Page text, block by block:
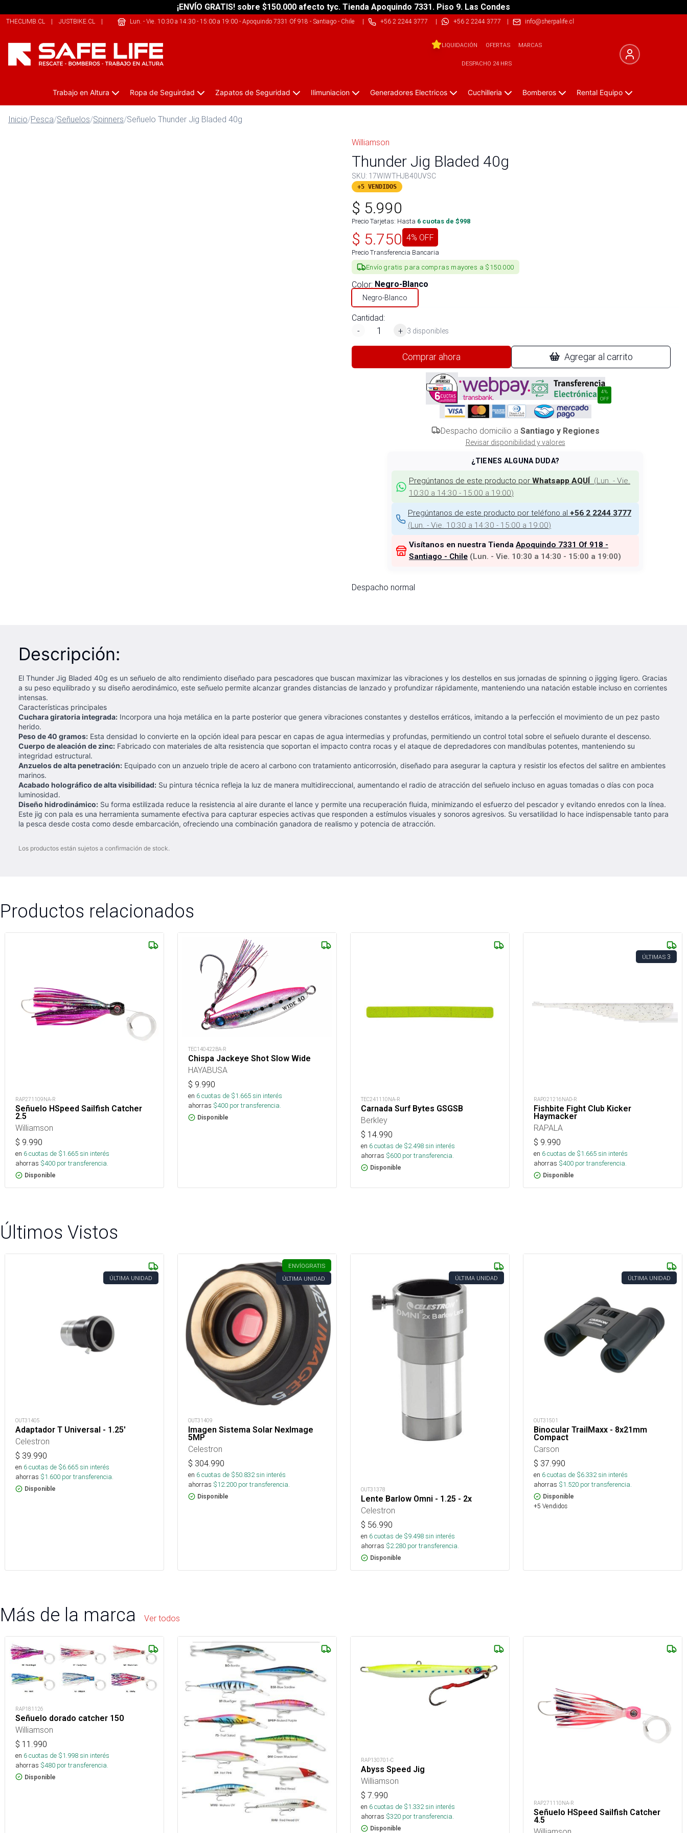
¡ENVÍO GRATIS! sobre $150.000 afecto tyc. Tienda Apoquindo 7331. Piso 9. Las Condes
THECLIMB.CL | JUSTBIKE.CL | THEARMY.CLLun. - Vie. 10:30 a 14:30 - 15:00 a 19:00- Apoquindo 7331 Of 918 - Santiago - Chile| +56 2 2244 3777 | +56 2 2244 3777 | info@sherpalife.cl
LIQUIDACIÓN OFERTAS MARCAS
DESPACHO 24 HRS
Trabajo en Altura Ropa de Seguirdad Zapatos de Seguridad Ilimuniacion Generadores Electricos Cuchilleria Bomberos Rental Equipo
Inicio/Pesca/Señuelos/Spinners/Señuelo Thunder Jig Bladed 40g
Williamson
Thunder Jig Bladed 40g
SKU: 17WIWTHJB40UVSC
+5 VENDIDOS
$ 5.990
Precio Tarjetas: Hasta 6 cuotas de $998
$ 5.750 4% OFF
Precio Transferencia Bancaria
Envío gratis para compras mayores a $150.000
Color: Negro-Blanco
Negro-Blanco
Cantidad:
-
+ 3 disponibles
Comprar ahora Agregar al carrito
4%
OFF
Despacho domicilio a Santiago y Regiones
Revisar disponibilidad y valores
¿TIENES ALGUNA DUDA?
Pregúntanos de este producto por Whatsapp AQUÍ (Lun. - Vie.
10:30 a 14:30 - 15:00 a 19:00)
Pregúntanos de este producto por teléfono al +56 2 2244 3777
(Lun. - Vie. 10:30 a 14:30 - 15:00 a 19:00)
Visítanos en nuestra Tienda Apoquindo 7331 Of 918 -
Santiago - Chile (Lun. - Vie. 10:30 a 14:30 - 15:00 a 19:00)
Despacho normal
Descripción:
El Thunder Jig Bladed 40g es un señuelo de alto rendimiento diseñado para pescadores que buscan maximizar las vibraciones y los destellos en sus jornadas de spinning o jigging ligero. Gracias
a su peso equilibrado y su diseño aerodinámico, este señuelo permite alcanzar grandes distancias de lanzado y profundizar rápidamente, manteniendo una natación estable incluso en corrientes
intensas.
Características principales
Cuchara giratoria integrada: Incorpora una hoja metálica en la parte posterior que genera vibraciones constantes y destellos erráticos, imitando a la perfección el movimiento de un pez pasto
herido.
Peso de 40 gramos: Esta densidad lo convierte en la opción ideal para pescar en capas de agua intermedias y profundas, permitiendo un control total sobre el señuelo durante el descenso.
Cuerpo de aleación de zinc: Fabricado con materiales de alta resistencia que soportan el impacto contra rocas y el ataque de depredadores con mandíbulas potentes, manteniendo su
integridad estructural.
Anzuelos de alta penetración: Equipado con un anzuelo triple de acero al carbono con tratamiento anticorrosión, diseñado para asegurar la captura y resistir los efectos del salitre en ambientes
marinos.
Acabado holográfico de alta visibilidad: Su pintura técnica refleja la luz de manera multidireccional, aumentando el radio de atracción del señuelo incluso en aguas tomadas o días con poca
luminosidad.
Diseño hidrodinámico: Su forma estilizada reduce la resistencia al aire durante el lance y permite una recuperación fluida, minimizando el esfuerzo del pescador y evitando enredos con la línea.
Este jig con pala es una herramienta sumamente efectiva para capturar especies activas que responden a estímulos visuales y sonoros agresivos. Su versatilidad lo hace indispensable tanto para
la pesca desde costa como desde embarcación, ofreciendo una combinación ganadora de realismo y potencia de atracción.
Los productos están sujetos a confirmación de stock.
Productos relacionados
RAP271109NA-R
Señuelo HSpeed Sailfish Catcher
2.5
Williamson
$ 9.990
en 6cuotas de $1.665sin interés
ahorras $400 por transferencia.
Disponible
TEC140422BA-R
Chispa Jackeye Shot Slow Wide
HAYABUSA
$ 9.990
en 6cuotas de $1.665sin interés
ahorras $400 por transferencia.
Disponible
TEC241110NA-R
Carnada Surf Bytes GSGSB
Berkley
$ 14.990
en 6cuotas de $2.498sin interés
ahorras $600 por transferencia.
Disponible
ÚLTIMAS 3
RAP021216NAD-R
Fishbite Fight Club Kicker
Haymacker
RAPALA
$ 9.990
en 6cuotas de $1.665sin interés
ahorras $400 por transferencia.
Disponible
Últimos Vistos
ÚLTIMA UNIDAD
OUT31405
Adaptador T Universal - 1.25'
Celestron
$ 39.990
en 6cuotas de $6.665sin interés
ahorras $1.600 por transferencia.
Disponible
ENVÍOGRATIS
ÚLTIMA UNIDAD
OUT31409
Imagen Sistema Solar NexImage
5MP
Celestron
$ 304.990
en 6cuotas de $50.832sin interés
ahorras $12.200 por transferencia.
Disponible
ÚLTIMA UNIDAD
OUT31378
Lente Barlow Omni - 1.25 - 2x
Celestron
$ 56.990
en 6cuotas de $9.498sin interés
ahorras $2.280 por transferencia.
Disponible
ÚLTIMA UNIDAD
OUT31501
Binocular TrailMaxx - 8x21mm
Compact
Carson
$ 37.990
en 6cuotas de $6.332sin interés
ahorras $1.520 por transferencia.
Disponible
+5 Vendidos
Más de la marca Ver todos
RAP181126
Señuelo dorado catcher 150
Williamson
$ 11.990
en 6cuotas de $1.998sin interés
ahorras $480 por transferencia.
Disponible
RAP130701-C
Abyss Speed Jig
Williamson
$ 7.990
en 6cuotas de $1.332sin interés
ahorras $320 por transferencia.
Disponible
RAP271110NA-R
Señuelo HSpeed Sailfish Catcher
4.5